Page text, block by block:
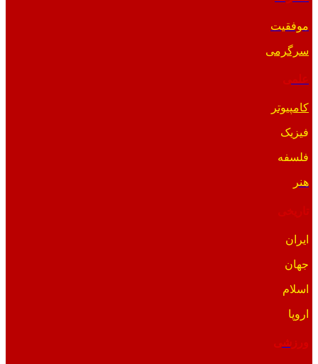
موفقیت
سرگرمی
کامپیوتر
فیزیک
فلسفه
هنر
ایران
جهان
اسلام
اروپا
ورزشی